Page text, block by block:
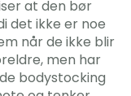
at den bør
det ikke er noe
når de ikke blir
men har
bodystocking